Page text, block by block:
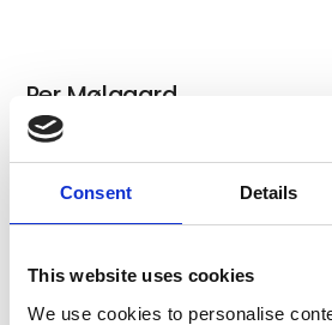
Consent Details
This website uses cookies
We use cookies to personalise
Per Mølgaard
Ida Thorhauge